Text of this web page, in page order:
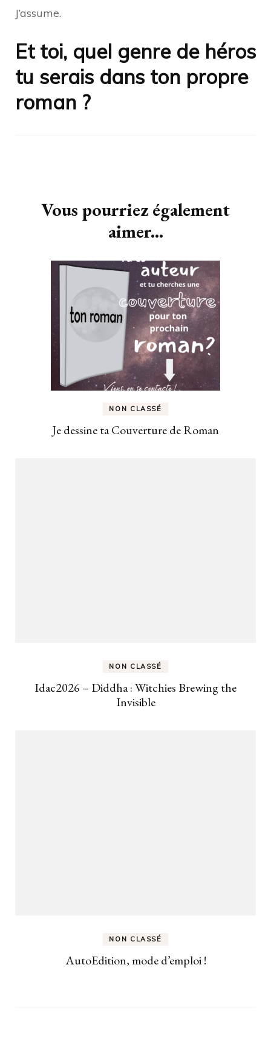
J’assume.
Et toi, quel genre de héros
tu serais dans ton propre
roman ?
Vous pourriez également
aimer...
NON CLASSÉ
Je dessine ta Couverture de Roman
NON CLASSÉ
Idac2026 – Diddha : Witchies Brewing the
Invisible
NON CLASSÉ
AutoEdition, mode d’emploi !